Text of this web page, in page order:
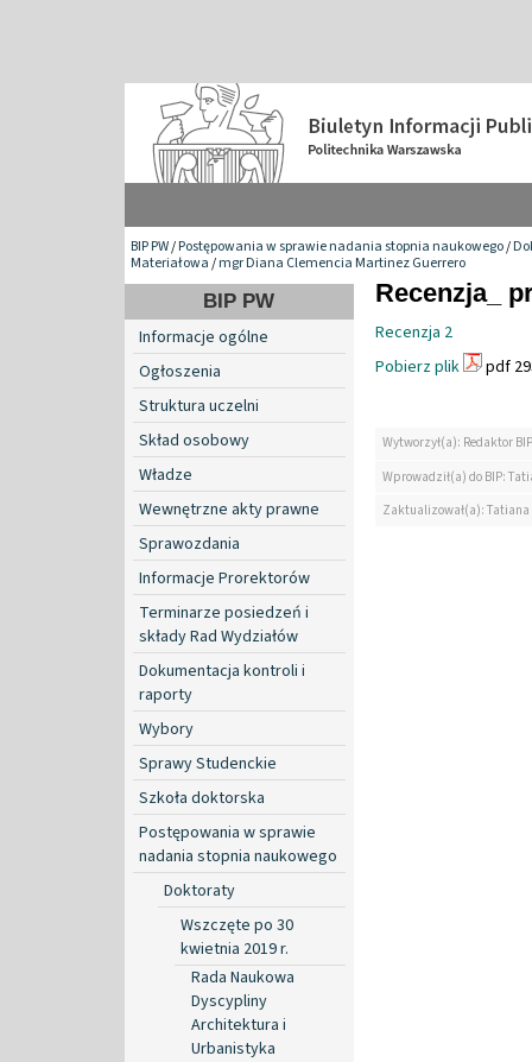
BIP PW/Postępowania w sprawie nadania stopnia naukowego/
Materiałowa/mgr Diana Clemencia Martinez Guerrero
BIP PW
Informacje ogólne
Ogłoszenia
Struktura uczelni
Skład osobowy
Władze
Wewnętrzne akty prawne
Sprawozdania
Informacje Prorektorów
Terminarze posiedzeń i
składy Rad Wydziałów
Dokumentacja kontroli i
raporty
Wybory
Sprawy Studenckie
Szkoła doktorska
Postępowania w sprawie
nadania stopnia naukowego
Doktoraty
Wszczęte po 30
kwietnia 2019 r.
Rada Naukowa
Dyscypliny
Architektura i
Urbanistyka
Recenzja_
Recenzja 2
Pobierz plik
pdf
Wytworzył(a): Redaktor BIP
Wprowadził(a) do BIP:
Zaktualizował(a):